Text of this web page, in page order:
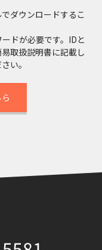
ダウンロードするこ
ドが必要です。IDと
取扱説明書に記載し
い。